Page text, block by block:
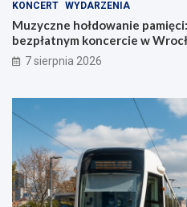
KONCERT WYDARZENIA
Muzyczne hołdowanie
bezpłatnym koncercie w
7 sierpnia 2026